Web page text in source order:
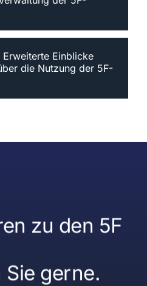
Erweiterte Einblicke
die Nutzung der 5F-
zu den 5F
gerne.